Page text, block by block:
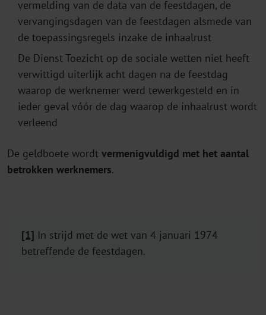
vermelding van de data van de feestdagen, de
vervangingsdagen van de feestdagen alsmede van
de toepassingsregels inzake de inhaalrust
De Dienst Toezicht op de sociale wetten niet heeft
verwittigd uiterlijk acht dagen na de feestdag
waarop de werknemer werd tewerkgesteld en in
ieder geval vóór de dag waarop de inhaalrust wordt
verleend
De geldboete wordt vermenigvuldigd met het aantal
betrokken werknemers.
[1] In strijd met de wet van 4 januari 1974
betreffende de feestdagen.